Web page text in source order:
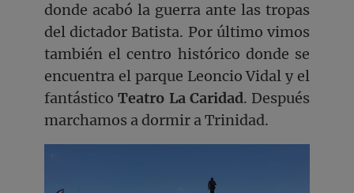
donde acabó la guerra ante las tropas
del dictador Batista. Por último vimos
también el centro histórico donde se
encuentra el parque Leoncio Vidal y el
fantásticoTeatro La Caridad. Después
marchamos a dormir a Trinidad.